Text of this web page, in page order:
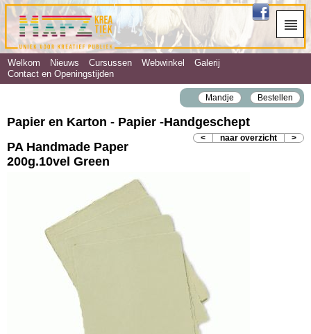
Welkom Nieuws Cursussen Webwinkel
Galerij
Contact en Openingstijden
Mandje Bestellen
Papier en Karton - Papier ‐Handgeschept
< naar overzicht >
PA Handmade Paper
200g.10vel Green